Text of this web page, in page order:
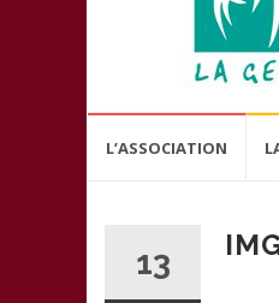
L’ASSOCIATION
13